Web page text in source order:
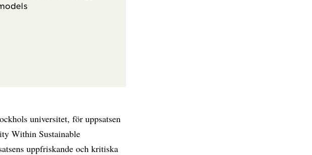
universitet, för uppsatsen
Within Sustainable
uppfriskande och kritiska